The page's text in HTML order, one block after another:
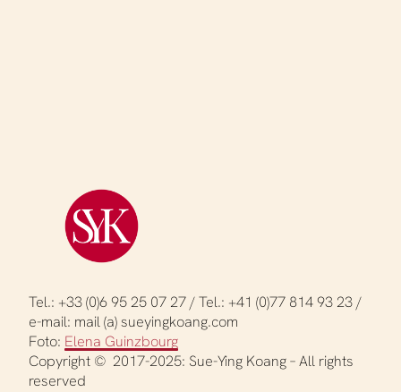
Tel.: +33 (0)6 95 25 07 27 / Tel.: +41 (0)77 814 93 23 /
e-mail: mail (a) sueyingkoang.com
Foto: Elena Guinzbourg
Copyright © 2017-2025: Sue-Ying Koang – All rights
reserved